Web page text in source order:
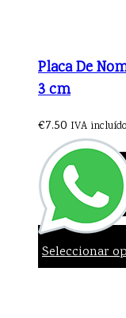
Placa De
3 cm
€7.50 IVA incluído
Seleccionar